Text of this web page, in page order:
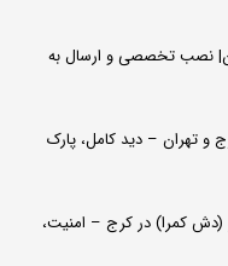
نصب تخصصی و ارسال به
خودرو در کرج و تهران – دید کامل، پارک
کمرا) در کرج – امنیت،